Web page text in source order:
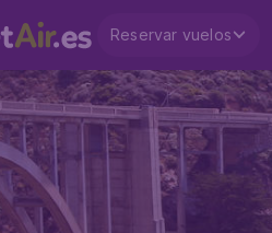
Reservar vuelos